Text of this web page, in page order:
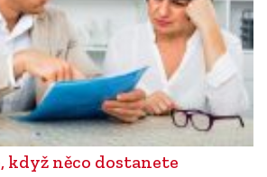
něco dostanete